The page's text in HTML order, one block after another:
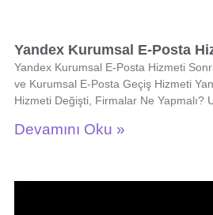
Yandex Kurumsal E-Posta
Yandex Kurumsal E-Posta Hizmeti
ve Kurumsal E-Posta Geçiş Hizmeti
Hizmeti Değişti, Firmalar Ne Yapmalı?
Devamını Oku »